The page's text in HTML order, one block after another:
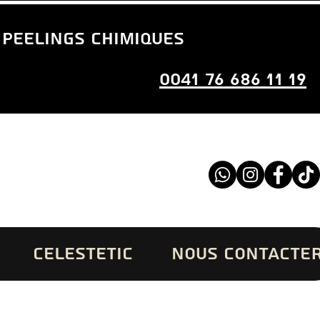
chimiques
0041 76 686 11 19
CELESTETIC NOUS